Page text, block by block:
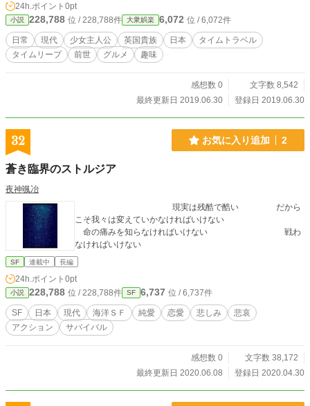
24h.ポイント 0pt
小説 228,788 位 / 228,788件 大衆娯楽 6,072 位 / 6,072件
日常 現代 少女主人公 英国貴族 日本
タイムトラベル
タイムリープ
前世 グルメ 趣味
感想数 0
文字数 8,542
最終更新日 2019.06.30
登録日 2019.06.30
32 お気に入り追加 2
蒼き臨界のストルジア
夜神颯冶
現実は残酷で酷い だから
こそ我々は変えていかなければいけない
命の痛みを知らなければいけない 戦わ
なければいけない
SF 連載中 長編
24h.ポイント 0pt
小説 228,788 位 / 228,788件 SF 6,737 位 / 6,737件
SF 日本 現代 海洋ＳＦ 純愛 恋愛 悲しみ
悲哀
アクション
サバイバル
感想数 0
文字数 38,172
最終更新日 2020.06.08
登録日 2020.04.30